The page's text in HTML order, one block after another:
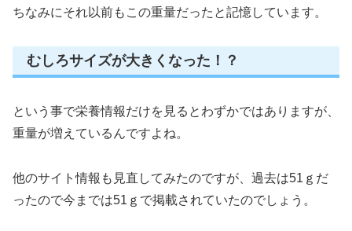
ちなみにそれ以前もこの重量だったと記憶しています。
むしろサイズが大きくなった！？
という事で栄養情報だけを見るとわずかではありますが、
重量が増えているんですよね。
他のサイト情報も見直してみたのですが、過去は51ｇだ
ったので今までは51ｇで掲載されていたのでしょう。